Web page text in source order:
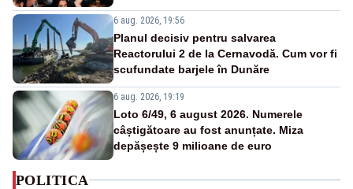
6 aug. 2026, 19:56
Planul decisiv pentru salvarea
Reactorului 2 de la Cernavodă. Cum vor fi
scufundate barjele în Dunăre
6 aug. 2026, 19:19
Loto 6/49, 6 august 2026. Numerele
câștigătoare au fost anunțate. Miza
depășește 9 milioane de euro
POLITICA